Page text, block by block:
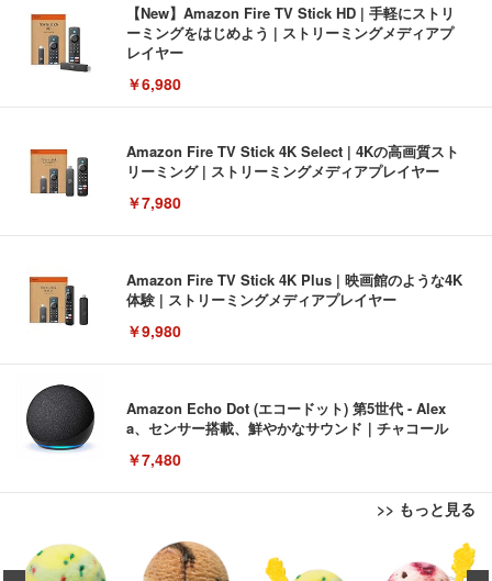
【New】Amazon Fire TV Stick HD | 手軽にストリ
ーミングをはじめよう | ストリーミングメディアプ
レイヤー
￥6,980
Amazon Fire TV Stick 4K Select | 4Kの高画質スト
リーミング | ストリーミングメディアプレイヤー
￥7,980
Amazon Fire TV Stick 4K Plus | 映画館のような4K
体験 | ストリーミングメディアプレイヤー
￥9,980
Amazon Echo Dot (エコードット) 第5世代 - Alex
a、センサー搭載、鮮やかなサウンド｜チャコール
￥7,480
>> もっと見る
[EdoErgo] オフィスチェア 椅子 テレワーク 疲れな
い 跳ね上げ式アームレスト コンパクト 約105度ロッ
EIZO ビジネス向けプレミアムモニター | FlexScan
EV3240X-WT | 31.5型4K UHD・USB Type-C・ホワ
Amazonベーシック ペットシーツ 薄型 レギュラー 1